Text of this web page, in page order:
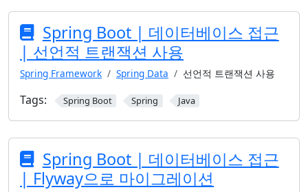
Spring Boot | 데이터베이스 접근
| 선언적 트랜잭션 사용
Spring Framework Spring Data 선언적 트랜잭션 사용
Tags: Spring Boot Spring Java
Spring Boot | 데이터베이스 접근
| Flyway으로 마이그레이션